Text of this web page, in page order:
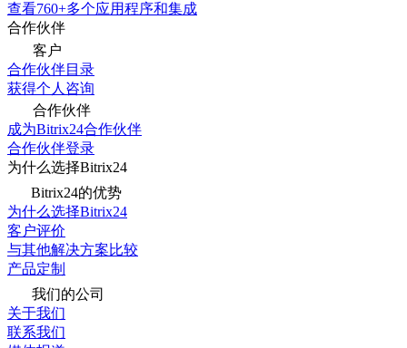
查看760+多个应用程序和集成
合作伙伴
客户
合作伙伴目录
获得个人咨询
合作伙伴
成为Bitrix24合作伙伴
合作伙伴登录
为什么选择Bitrix24
Bitrix24的优势
为什么选择Bitrix24
客户评价
与其他解决方案比较
产品定制
我们的公司
关于我们
联系我们